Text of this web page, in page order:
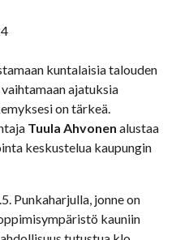
kuntalaisia talouden
ajatuksia
on tärkeä.
Tuula Ahvonen alustaa
keskustelua kaupungin
Punkaharjulla, jonne on
kauniin